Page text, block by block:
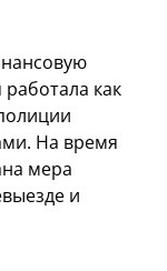
как
На время
мера
и